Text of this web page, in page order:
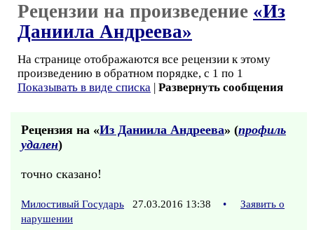
Рецензии на произведение «Из
Даниила Андреева»
На странице отображаются все рецензии к этому
произведению в обратном порядке, с 1 по 1
Показывать в виде списка | Развернуть сообщения
Рецензия на «Из Даниила Андреева» (профиль
удален)
точно сказано!
Милостивый Государь 27.03.2016 13:38 •
Заявить о
нарушении